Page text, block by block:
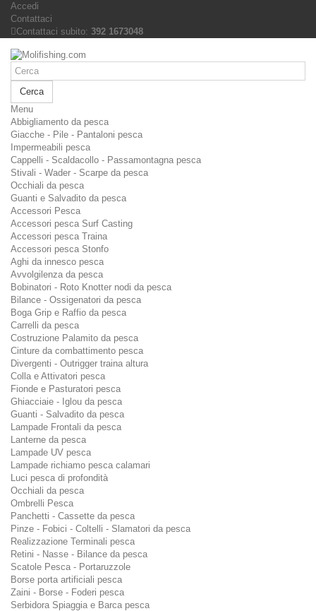
Accedi
Contattaci
Contattaci subito: 392 1673048
Cerca
Menu
Abbigliamento da pesca
Giacche - Pile - Pantaloni pesca
Impermeabili pesca
Cappelli - Scaldacollo - Passamontagna pesca
Stivali - Wader - Scarpe da pesca
Occhiali da pesca
Guanti e Salvadito da pesca
Accessori Pesca
Accessori pesca Surf Casting
Accessori pesca Traina
Accessori pesca Stonfo
Aghi da innesco pesca
Avvolgilenza da pesca
Bobinatori - Roto Knotter nodi da pesca
Bilance - Ossigenatori da pesca
Boga Grip e Raffio da pesca
Carrelli da pesca
Costruzione Palamito da pesca
Cinture da combattimento pesca
Divergenti - Outrigger traina altura
Colla e Attivatori pesca
Fionde e Pasturatori pesca
Ghiacciaie - Iglou da pesca
Guanti - Salvadito da pesca
Lampade Frontali da pesca
Lanterne da pesca
Lampade UV pesca
Lampade richiamo pesca calamari
Luci pesca di profondità
Occhiali da pesca
Ombrelli Pesca
Panchetti - Cassette da pesca
Pinze - Fobici - Coltelli - Slamatori da pesca
Realizzazione Terminali pesca
Retini - Nasse - Bilance da pesca
Scatole Pesca - Portaruzzole
Borse porta artificiali pesca
Zaini - Borse - Foderi pesca
Serbidora Spiaggia e Barca pesca